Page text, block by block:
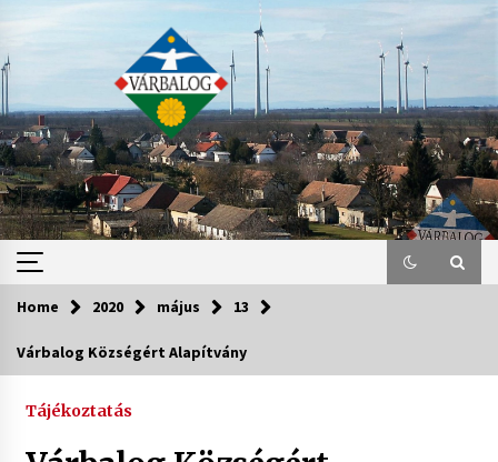
content
Home 2020 május 13
Várbalog Községért Alapítvány
Tájékoztatás